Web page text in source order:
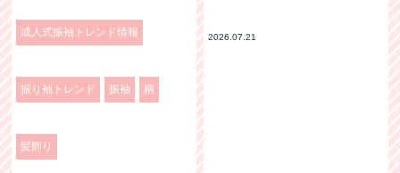
成人式振袖トレンド情報
振り袖トレンド 振袖 柄
髪飾り
2026.07.21